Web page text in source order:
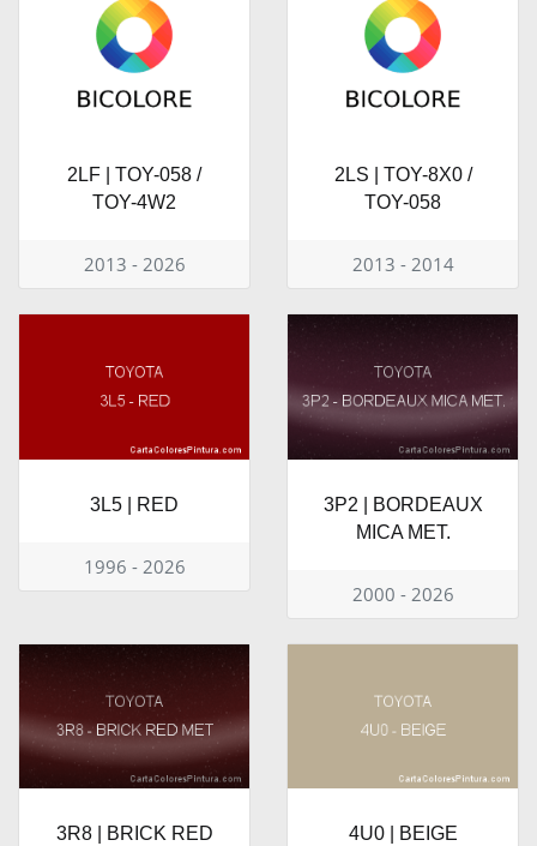
2LF | TOY-058 /
TOY-4W2
2013 - 2026
2LS | TOY-8X0 /
TOY-058
2013 - 2014
3L5 | RED
1996 - 2026
3P2 | BORDEAUX
MICA MET.
2000 - 2026
3R8 | BRICK RED
4U0 | BEIGE